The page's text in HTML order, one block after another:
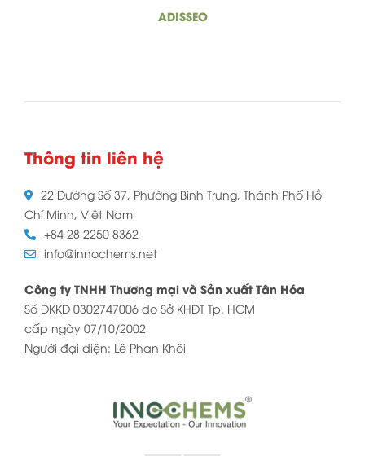
ADISSEO
Thông tin liên hệ
22 Đường Số 37, Phường Bình Trưng, Thành Phố Hồ
Chí Minh, Việt Nam
+84 28 2250 8362
info@innochems.net
Công ty TNHH Thương mại và Sản xuất Tân Hóa
Số ĐKKD 0302747006 do Sở KHĐT Tp. HCM
cấp ngày 07/10/2002
Người đại diện: Lê Phan Khôi